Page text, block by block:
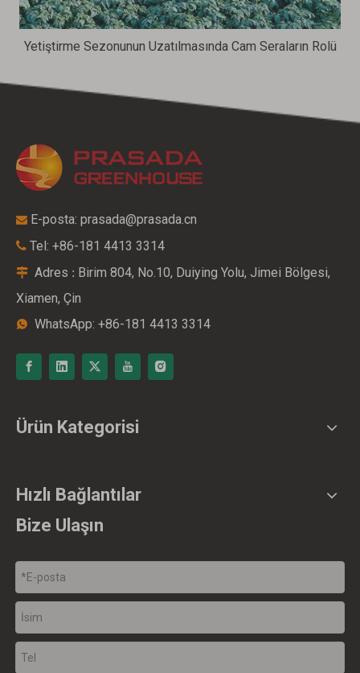
Yetiştirme Sezonunun Uzatılmasında Cam Seraların Rolü
 E-posta: prasada@prasada.cn
 Tel: +86-181 4413 3314
 Adres : Birim 804, No.10, Duiying Yolu, Jimei Bölgesi,
Xiamen, Çin
 WhatsApp: +86-181 4413 3314
Ürün Kategorisi
Hızlı Bağlantılar
Bize Ulaşın